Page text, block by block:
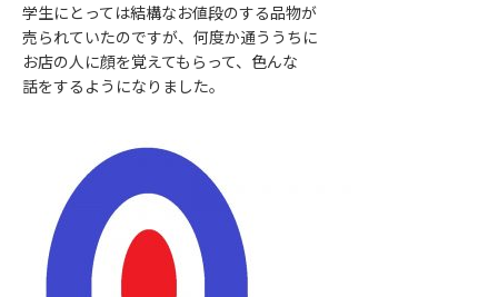
学生にとっては結構なお値段のする品物が
売られていたのですが、何度か通ううちに
お店の人に顔を覚えてもらって、色んな
話をするようになりました。